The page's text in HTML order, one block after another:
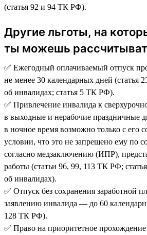
(статья 92 и 94 ТК РФ).
Другие льготы, на
ты можешь
✅ Ежегодный оплачиваемый отпуск
не менее 30 календарных дней (статья
об инвалидах; статья 5 ТК РФ).
✅ Привлечение инвалида к
в выходные и нерабочие праздничные
в ночное время возможно только с его
условии, что это не запрещено ему по
согласно медзаключению (ИПР),
работы (статьи 96, 99, 113 ТК РФ;
об инвалидах).
✅ Отпуск без сохранения заработной
заявлению инвалида — до 60
128 ТК РФ).
✅ Право на приоритетное